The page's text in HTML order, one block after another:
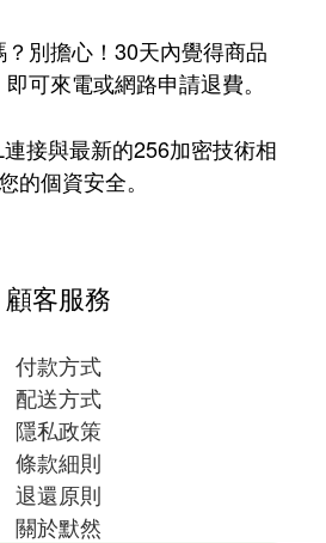
別擔心！30天內覺得商品
可來電或網路申請退費。
接與最新的256加密技術相
的個資安全。
顧客服務
付款方式
配送方式
隱私政策
條款細則
退還原則
關於默然